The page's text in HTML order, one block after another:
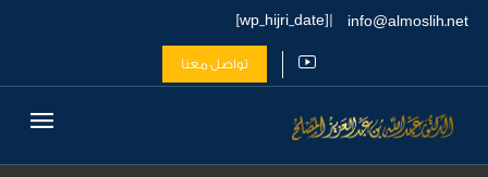
info@almoslih.net
| [wp_hijri_date]
تواصل معنا